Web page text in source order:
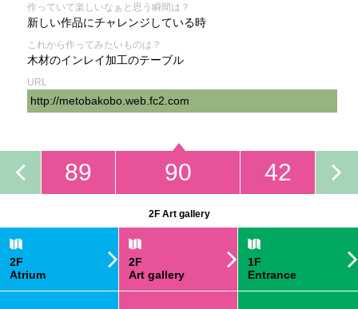
作っていて楽しいなぁと思う瞬間は？
新しい作品にチャレンジしている時
これから作ってみたいものは？
木材のインレイ加工のテーブル
URL
http://metobakobo.web.fc2.com
89 90 42
2F Art gallery
2F
Atrium
2F
Art gallery
1F
Entrance